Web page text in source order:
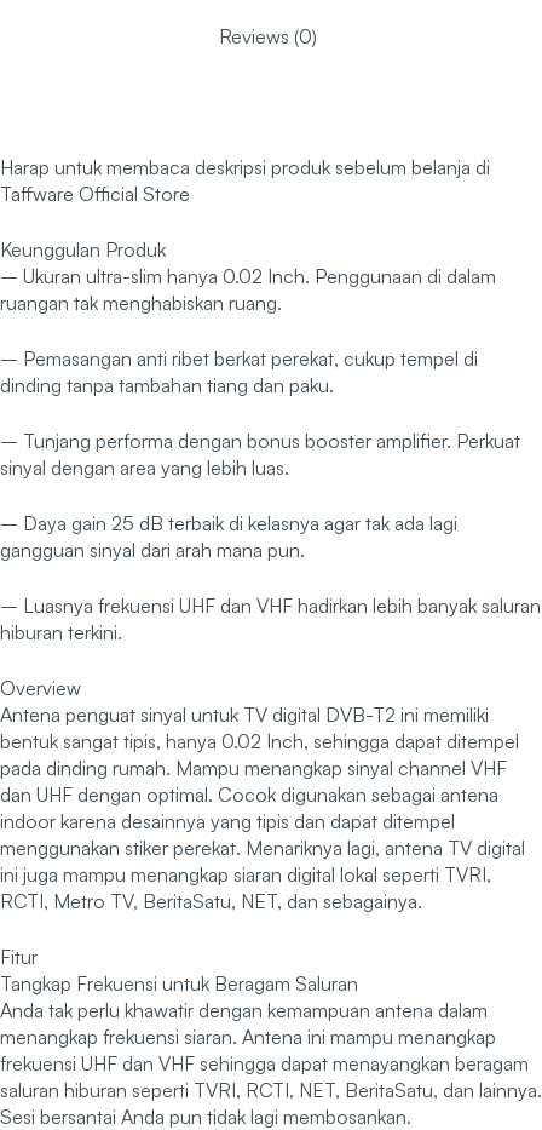
Reviews (0)
Harap untuk membaca deskripsi produk sebelum belanja di
Taffware Official Store
Keunggulan Produk
– Ukuran ultra-slim hanya 0.02 Inch. Penggunaan di dalam
ruangan tak menghabiskan ruang.
– Pemasangan anti ribet berkat perekat, cukup tempel di
dinding tanpa tambahan tiang dan paku.
– Tunjang performa dengan bonus booster amplifier. Perkuat
sinyal dengan area yang lebih luas.
– Daya gain 25 dB terbaik di kelasnya agar tak ada lagi
gangguan sinyal dari arah mana pun.
– Luasnya frekuensi UHF dan VHF hadirkan lebih banyak saluran
hiburan terkini.
Overview
Antena penguat sinyal untuk TV digital DVB-T2 ini memiliki
bentuk sangat tipis, hanya 0.02 Inch, sehingga dapat ditempel
pada dinding rumah. Mampu menangkap sinyal channel VHF
dan UHF dengan optimal. Cocok digunakan sebagai antena
indoor karena desainnya yang tipis dan dapat ditempel
menggunakan stiker perekat. Menariknya lagi, antena TV digital
ini juga mampu menangkap siaran digital lokal seperti TVRI,
RCTI, Metro TV, BeritaSatu, NET, dan sebagainya.
Fitur
Tangkap Frekuensi untuk Beragam Saluran
Anda tak perlu khawatir dengan kemampuan antena dalam
menangkap frekuensi siaran. Antena ini mampu menangkap
frekuensi UHF dan VHF sehingga dapat menayangkan beragam
saluran hiburan seperti TVRI, RCTI, NET, BeritaSatu, dan lainnya.
Sesi bersantai Anda pun tidak lagi membosankan.